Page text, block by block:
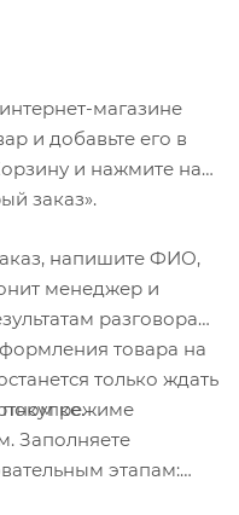
магазине
и добавьте его в
и нажмите на
заказ».
напишите ФИО,
менеджер и
разговора
товара на
только ждать
режиме
Заполняете
этапам: